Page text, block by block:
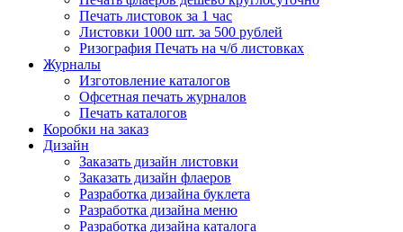
Печать листовок за 1 час
Листовки 1000 шт. за 500 рублей
Ризография Печать на ч/б листовках
Журналы
Изготовление каталогов
Офсетная печать журналов
Печать каталогов
Коробки на заказ
Дизайн
Заказать дизайн листовки
Заказать дизайн флаеров
Разработка дизайна буклета
Разработка дизайна меню
Разработка дизайна каталога